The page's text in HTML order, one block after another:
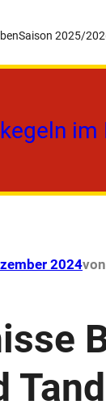
Saison 2025/
im
2024von